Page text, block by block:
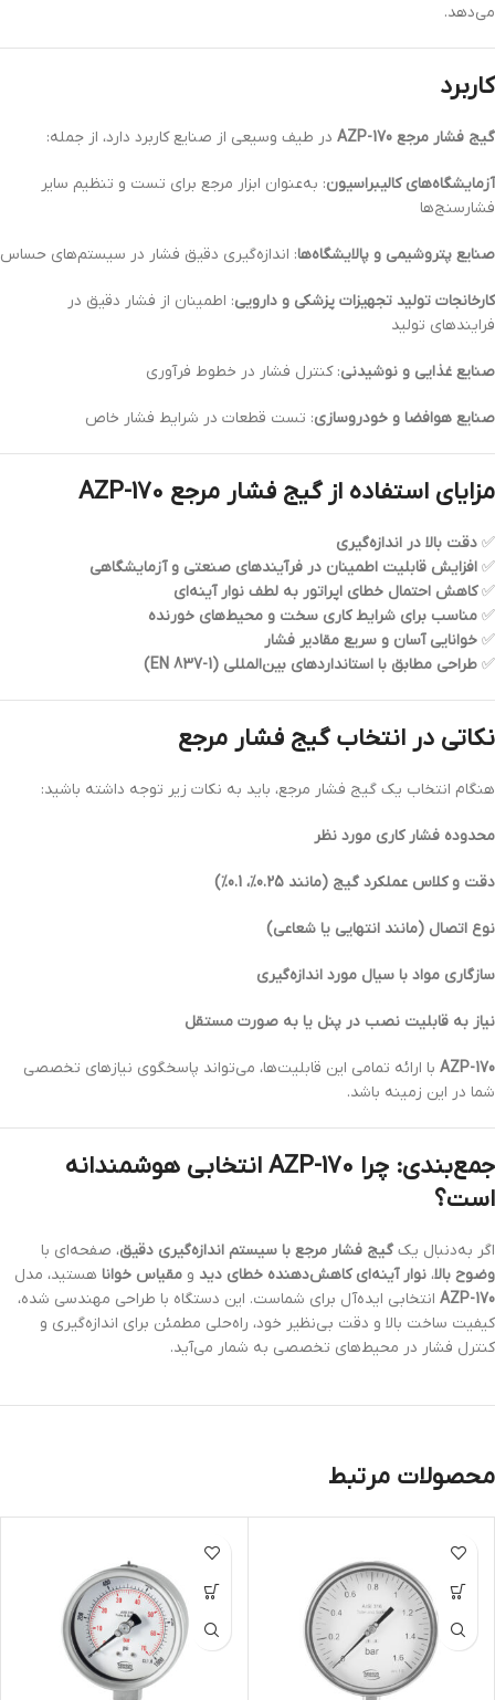
می‌دهد.
کاربرد
گیج فشار مرجع AZP-170 در طیف وسیعی از صنایع کاربرد دارد، از جمله:
آزمایشگاه‌های کالیبراسیون: به‌عنوان ابزار مرجع برای تست و تنظیم سایر
فشارسنج‌ها
صنایع پتروشیمی و پالایشگاه‌ها: اندازه‌گیری دقیق فشار در سیستم‌های حساس
کارخانجات تولید تجهیزات پزشکی و دارویی: اطمینان از فشار دقیق در
فرایندهای تولید
صنایع غذایی و نوشیدنی: کنترل فشار در خطوط فرآوری
صنایع هوافضا و خودروسازی: تست قطعات در شرایط فشار خاص
مزایای استفاده از گیج فشار مرجع AZP-170
✅ دقت بالا در اندازه‌گیری
✅ افزایش قابلیت اطمینان در فرآیندهای صنعتی و آزمایشگاهی
✅کاهش احتمال خطای اپراتور به لطف نوار آینه‌ای
✅ مناسب برای شرایط کاری سخت و محیط‌های خورنده
✅ خوانایی آسان و سریع مقادیر فشار
✅ طراحی مطابق با استانداردهای بین‌المللی (EN 837-1)
نکاتی در انتخاب گیج فشار مرجع
هنگام انتخاب یک گیج فشار مرجع، باید به نکات زیر توجه داشته باشید:
محدوده فشار کاری مورد نظر
دقت و کلاس عملکرد گیج (مانند 0.25%، 0.1%)
نوع اتصال (مانند انتهایی یا شعاعی)
سازگاری مواد با سیال مورد اندازه‌گیری
نیاز به قابلیت نصب در پنل یا به صورت مستقل
AZP-170 با ارائه تمامی این قابلیت‌ها، می‌تواند پاسخگوی نیازهای تخصصی
شما در این زمینه باشد.
جمع‌بندی: چرا AZP-170 انتخابی هوشمندانه
است؟
اگر به‌دنبال یک گیج فشار مرجع با سیستم اندازه‌گیری دقیق، صفحه‌ای با
وضوح بالا، نوار آینه‌ای کاهش‌دهنده خطای دید و مقیاس خوانا هستید، مدل
AZP-170 انتخابی ایده‌آل برای شماست. این دستگاه با طراحی مهندسی شده،
کیفیت ساخت بالا و دقت بی‌نظیر خود، راه‌حلی مطمئن برای اندازه‌گیری و
کنترل فشار در محیط‌های تخصصی به شمار می‌آید.
محصولات مرتبط